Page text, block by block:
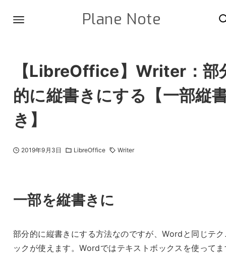
Plane Note
【LibreOffice】Writer：部
的に縦書きにする【一部縦
き】
2019年9月3日 LibreOffice Writer
一部を縦書きに
部分的に縦書きにする方法なのですが、Wordと同じテ
ックが使えます。Wordではテキストボックスを使って